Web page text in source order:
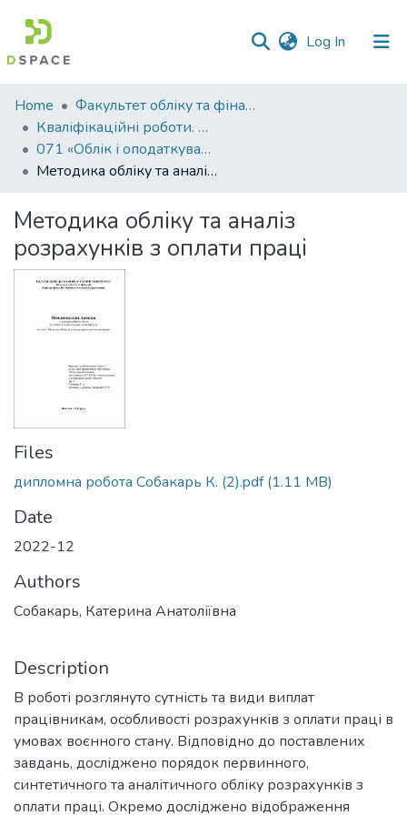
Log In (current)
Communities
&
Collections
All of DSpace
Statistics
Home
Факультет обліку та фінансів
Кваліфікаційні роботи. Факультет обліку та фінансів
071 «Облік і оподаткування» - Магістри 2022-2023
Методика обліку та аналіз розрахунків з оплати праці
Методика обліку та аналіз
розрахунків з оплати праці
Files
дипломна робота Собакарь К. (2).pdf(1.11 MB)
Date
2022-12
Authors
Собакарь, Катерина Анатоліївна
Description
В роботі розглянуто сутність та види виплат
працівникам, особливості розрахунків з оплати праці в
умовах воєнного стану. Відповідно до поставлених
завдань, досліджено порядок первинного,
синтетичного та аналітичного обліку розрахунків з
оплати праці. Окремо досліджено відображення